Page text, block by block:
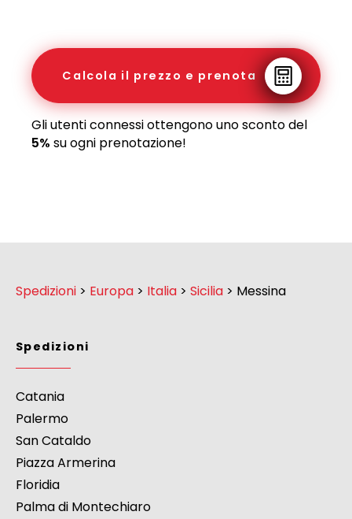
Calcola il prezzo e prenota
Gli utenti connessi ottengono uno sconto del
5% su ogni prenotazione!
Spedizioni > Europa > Italia > Sicilia > Messina
Spedizioni
Catania
Palermo
San Cataldo
Piazza Armerina
Floridia
Palma di Montechiaro